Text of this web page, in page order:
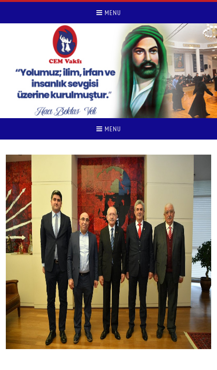
MENU
MENU